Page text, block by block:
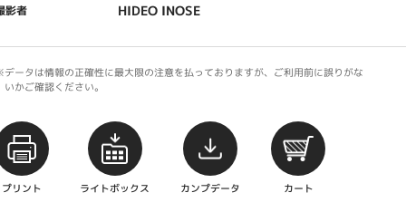
影者 HIDEO INOSE
ータは情報の正確性に最大限の注意を払っておりますが、ご利用前に誤りがな
いかご確認ください。
プリント ライトボックス カンプデータ カート